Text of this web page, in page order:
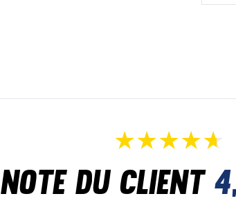
Note du client